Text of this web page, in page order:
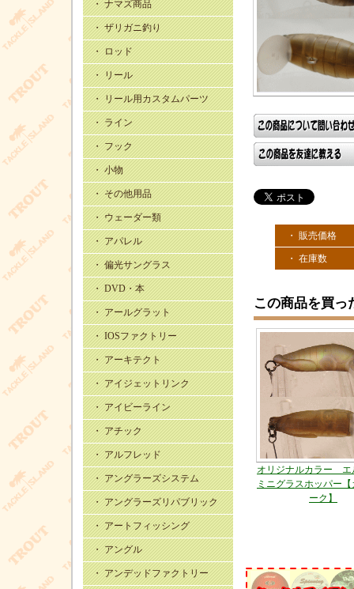
・ ナマズ商品
・ ザリガニ釣り
・ ロッド
・ リール
・ リール用カスタムパーツ
・ ライン
・ フック
・ 小物
・ その他用品
・ ウェーダー類
・ アパレル
・ 偏光サングラス
・ DVD・本
・ アールグラット
・ IOSファクトリー
・ アーキテクト
・ アイジェットリンク
・ アイビーライン
・ アチック
・ アルフレッド
・ アングラーズシステム
・ アングラーズリパブリック
・ アートフィッシング
・ アングル
・ アンデッドファクトリー
・ 販売価格
・ 在庫数
この商品を買っ
オリジナルカラー エ
ミニグラスホッパー
ーク】